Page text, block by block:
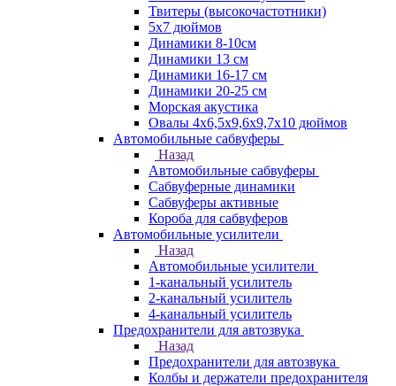
Твитеры (высокочастотники)
5x7 дюймов
Динамики 8-10см
Динамики 13 см
Динамики 16-17 см
Динамики 20-25 см
Морская акустика
Овалы 4х6,5х9,6x9,7х10 дюймов
Автомобильные сабвуферы
Назад
Автомобильные сабвуферы
Сабвуферные динамики
Сабвуферы активные
Короба для сабвуферов
Автомобильные усилители
Назад
Автомобильные усилители
1-канальный усилитель
2-канальный усилитель
4-канальный усилитель
Предохранители для автозвука
Назад
Предохранители для автозвука
Колбы и держатели предохранителя